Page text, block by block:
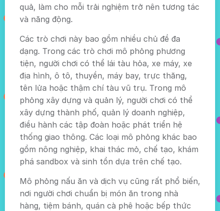
quả, làm cho mỗi trải nghiệm trở nên tương tác
và năng động.
Các trò chơi này bao gồm nhiều chủ đề đa
dạng. Trong các trò chơi mô phỏng phương
tiện, người chơi có thể lái tàu hỏa, xe máy, xe
địa hình, ô tô, thuyền, máy bay, trực thăng,
tên lửa hoặc thậm chí tàu vũ trụ. Trong mô
phỏng xây dựng và quản lý, người chơi có thể
xây dựng thành phố, quản lý doanh nghiệp,
điều hành các tập đoàn hoặc phát triển hệ
thống giao thông. Các loại mô phỏng khác bao
gồm nông nghiệp, khai thác mỏ, chế tạo, khám
phá sandbox và sinh tồn dựa trên chế tạo.
Mô phỏng nấu ăn và dịch vụ cũng rất phổ biến,
nơi người chơi chuẩn bị món ăn trong nhà
hàng, tiệm bánh, quán cà phê hoặc bếp thức